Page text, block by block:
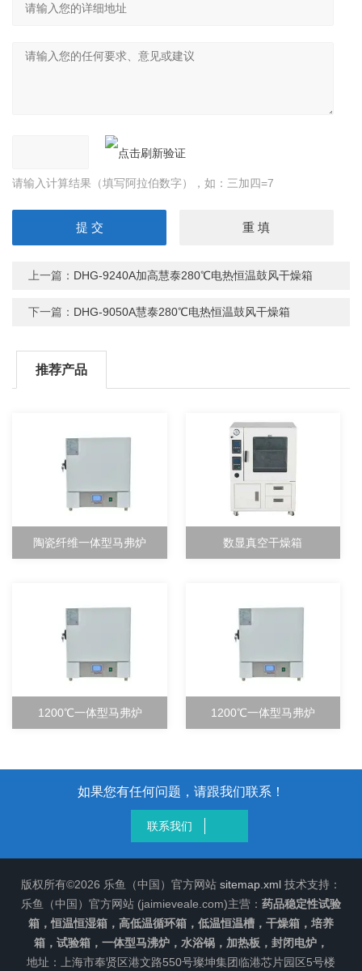
请输入计算结果（填写阿拉伯数字），如：三加四=7
上一篇： DHG-9240A加高慧泰280℃电热恒温鼓风干燥箱
下一篇： DHG-9050A慧泰280℃电热恒温鼓风干燥箱
推荐产品
陶瓷纤维一体型马弗炉 数显真空干燥箱
1200℃一体型马弗炉 1200℃一体型马弗炉
如果您有任何问题，请跟我们联系！
联系我们
版权所有©2026 乐鱼（中国）官方网站 sitemap.xml 技术支持：
乐鱼（中国）官方网站 (jaimieveale.com)主营： 药品稳定性试验
箱，恒温恒湿箱，高低温循环箱，低温恒温槽，干燥箱，培养
箱，试验箱，一体型马沸炉，水浴锅，加热板，封闭电炉，
地址：上海市奉贤区港文路550号璨坤集团临港芯片园区5号楼